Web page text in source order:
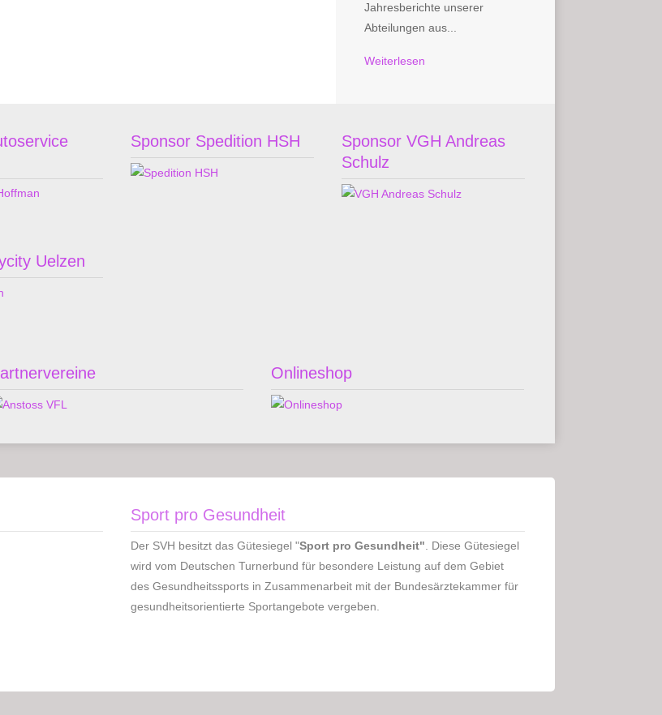
Jahresberichte unserer
Abteilungen aus...
Weiterlesen
Uelzen
Sponsor Spedition HSH
Sponsor VGH Andreas
Schulz
Onlineshop
Sport pro Gesundheit
Der SVH besitzt das Gütesiegel "Sport pro Gesundheit" . Diese Gütesiegel
wird vom Deutschen Turnerbund für besondere Leistung auf dem Gebiet
des Gesundheitssports in Zusammenarbeit mit der Bundesärztekammer für
gesundheitsorientierte Sportangebote vergeben.